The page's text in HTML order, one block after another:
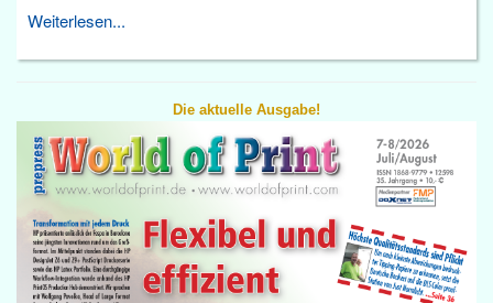
Weiterlesen...
Die aktuelle Ausgabe!